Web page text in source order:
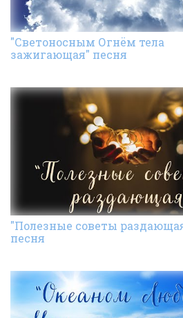
"Светоносным Огнём тела
зажигающая" песня
"Полезные советы
песня